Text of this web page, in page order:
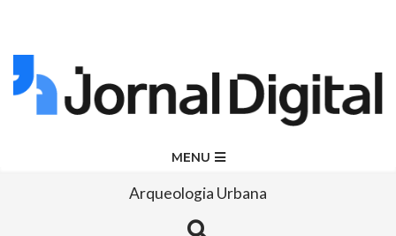
Skip
to
Jornal
Digital
MENU
Arqueologia Urbana
Search